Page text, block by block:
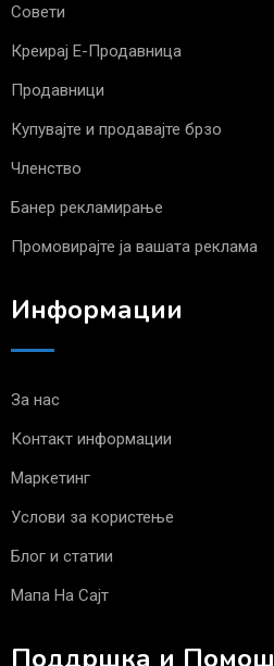
Совети
Креирај Е-Продавница
Продавници
Купувајте и продавајте брзо
Членство
Банер рекламирање
Промовирајте ја вашата реклама
Информации
За нас
Контакт информации
Маркетинг
Услови за користење
Блог и статии
Мапа На Сајт
Поддршка и Помош